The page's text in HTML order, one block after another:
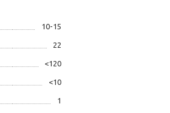
10-15
22
<120
<10
1